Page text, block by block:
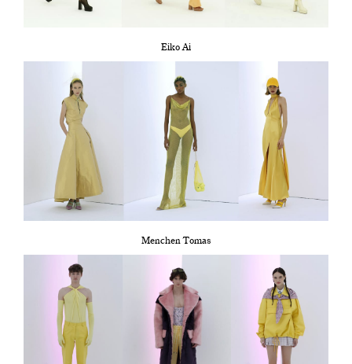
Eiko Ai
Menchen Tomas